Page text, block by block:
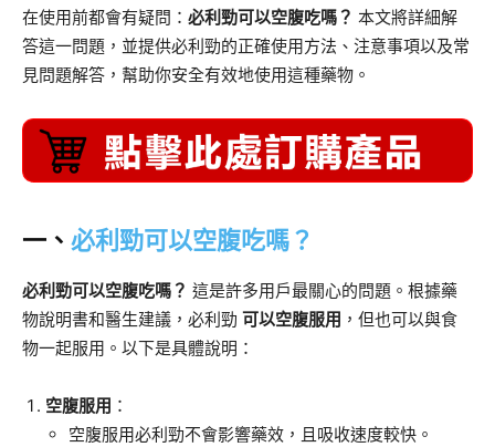
在使用前都會有疑問： 必利勁可以空腹吃嗎？ 本文將詳細解
答這一問題，並提供必利勁的正確使用方法、注意事項以及常
見問題解答，幫助你安全有效地使用這種藥物。
一、 必利勁可以空腹吃嗎？
必利勁可以空腹吃嗎？ 這是許多用戶最關心的問題。根據藥
物說明書和醫生建議，必利勁 可以空腹服用 ，但也可以與食
物一起服用。以下是具體說明：
空腹服用 ：
空腹服用必利勁不會影響藥效，且吸收速度較快。